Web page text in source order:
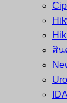
สิน
IDA